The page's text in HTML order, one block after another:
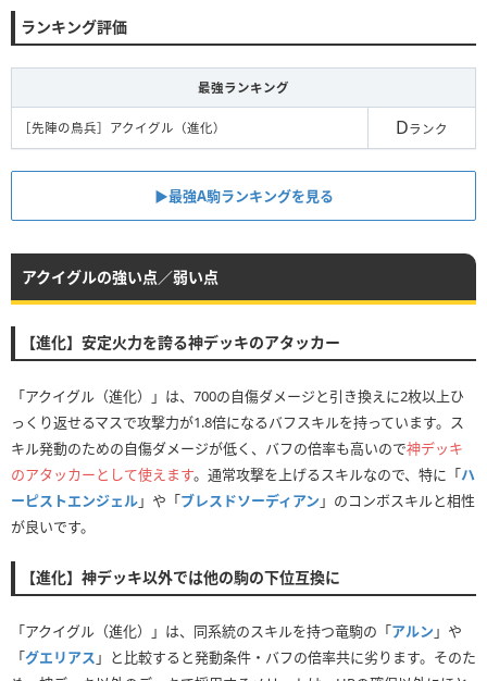
ランキング評価
最強ランキング
［先陣の鳥兵］アクイグル（進化） Dランク
▶︎最強A駒ランキングを見る
アクイグルの強い点／弱い点
【進化】安定火力を誇る神デッキのアタッカー
「アクイグル（進化）」は、700の自傷ダメージと引き換えに2枚以上ひ
っくり返せるマスで攻撃力が1.8倍になるバフスキルを持っています。ス
キル発動のための自傷ダメージが低く、バフの倍率も高いので神デッキ
のアタッカーとして使えます。通常攻撃を上げるスキルなので、特に「ハ
ーピストエンジェル」や「ブレスドソーディアン 」のコンボスキルと相性
が良いです。
【進化】神デッキ以外では他の駒の下位互換に
「アクイグル（進化）」は、同系統のスキルを持つ竜駒の「アルン 」や
「グエリアス 」と比較すると発動条件・バフの倍率共に劣ります。そのた